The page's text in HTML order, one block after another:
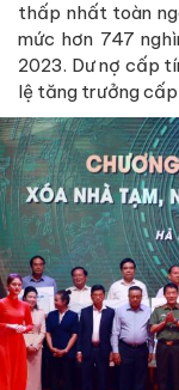
thấp nhất toàn
mức hơn 747
2023. Dư nợ cấp
lệ tăng trưởng cấp